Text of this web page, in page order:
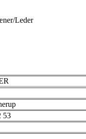
Leder
53